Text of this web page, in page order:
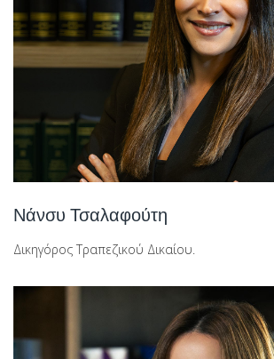
Νάνσυ Τσαλαφούτη
Δικηγόρος Τραπεζικού Δικαίου.